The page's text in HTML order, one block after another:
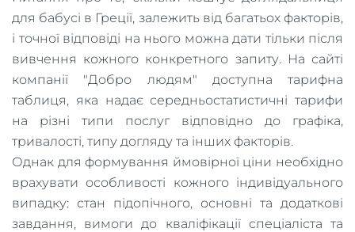
для бабусі в Греції, залежить від багатьох факторів,
і точної відповіді на нього можна дати тільки після
вивчення кожного конкретного запиту. На сайті
компанії "Добро людям" доступна тарифна
таблиця, яка надає середньостатистичні тарифи
на різні типи послуг відповідно до графіка,
тривалості, типу догляду та інших факторів.
Однак для формування ймовірної ціни необхідно
врахувати особливості кожного індивідуального
випадку: стан підопічного, основні та додаткові
завдання, вимоги до кваліфікації спеціаліста та